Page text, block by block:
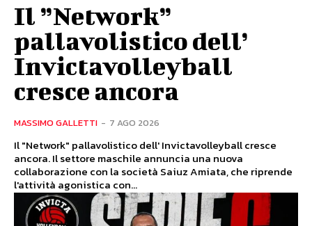
Il ”Network”
pallavolistico dell’
Invictavolleyball
cresce ancora
MASSIMO GALLETTI - 7 AGO 2026
Il "Network" pallavolistico dell' Invictavolleyball cresce
ancora. Il settore maschile annuncia una nuova
collaborazione con la società Saiuz Amiata, che riprende
l'attività agonistica con...